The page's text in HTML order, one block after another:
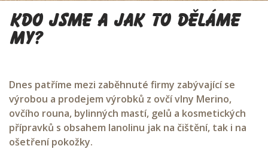
Kdo jsme a jak to děláme
my?
Dnes patříme mezi zaběhnuté firmy zabývající se
výrobou a prodejem výrobků z ovčí vlny Merino,
ovčího rouna, bylinných mastí, gelů a kosmetických
přípravků s obsahem lanolinu jak na čištění, tak i na
ošetření pokožky.